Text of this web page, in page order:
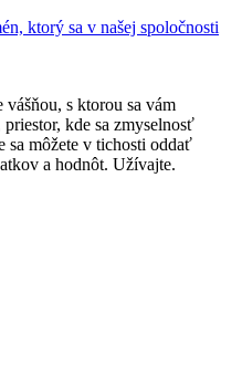
ktorý sa v našej spoločnosti
s ktorou sa vám
kde sa zmyselnosť
sa môžete v tichosti oddať
a hodnôt. Užívajte.